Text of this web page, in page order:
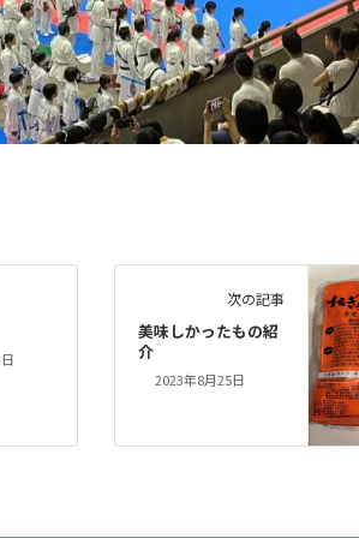
次の記事
美味しかったもの紹
介
2023年8月25日